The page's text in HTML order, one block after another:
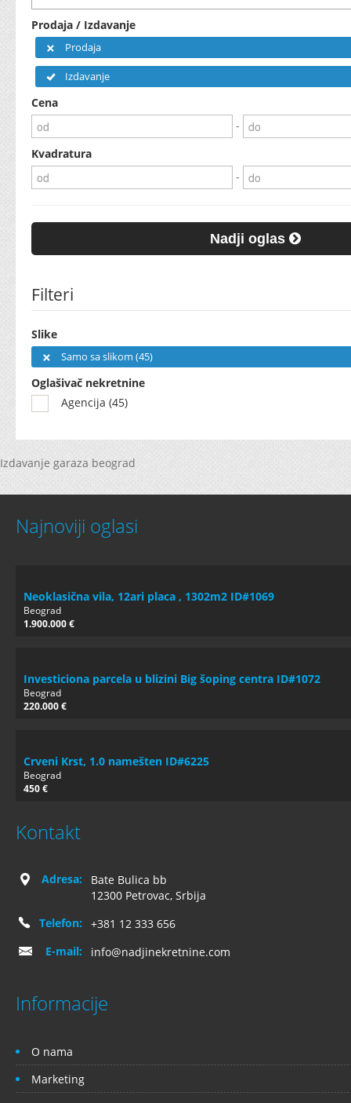
Prodaja / Izdavanje
Prodaja
Izdavanje
Cena
-
Kvadratura
-
Nadji oglas
Filteri
Slike
Samo sa slikom (45)
Oglašivač nekretnine
Agencija (45)
Izdavanje garaza beograd
Najnoviji oglasi
Neoklasična vila, 12ari placa , 1302m2 ID#1069
Beograd
1.900.000 €
Investiciona parcela u blizini Big šoping centra ID#1072
Beograd
220.000 €
Crveni Krst, 1.0 namešten ID#6225
Beograd
450 €
Kontakt
Adresa:
Bate Bulica bb
12300 Petrovac, Srbija
Telefon:
+381 12 333 656
E-mail:
info@nadjinekretnine.com
Informacije
O nama
Marketing